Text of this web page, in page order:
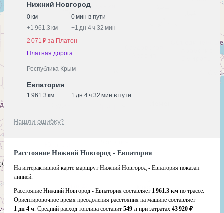
Нижний Новгород
0 км
0 мин в пути
+1 961.3 км +1 дн 4 ч 32 мин
2 071 ₽ за Платон
Платная дорога
Республика Крым
Евпатория
1 961.3 км 1 дн 4 ч 32 мин в пути
Нашли ошибку?
Расстояние Нижний Новгород - Евпатория
На интерактивной карте маршрут Нижний Новгород - Евпатория показан
линией.
Расстояние Нижний Новгород - Евпатория составляет 1 961.3 км по трассе.
Ориентировочное время преодоления расстояния на машине составляет
1 дн 4 ч. Средний расход топлива составит 549 л при затратах 43 920 ₽